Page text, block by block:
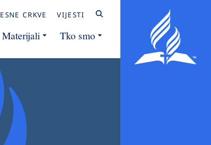
CRKVE VIJESTI
Materijali Tko smo